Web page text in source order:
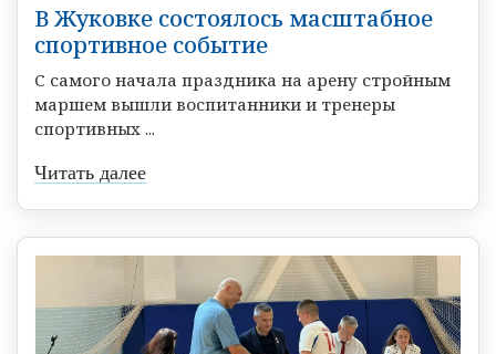
В Жуковке состоялось масштабное
спортивное событие
С самого начала праздника на арену стройным
маршем вышли воспитанники и тренеры
спортивных ...
Читать далее